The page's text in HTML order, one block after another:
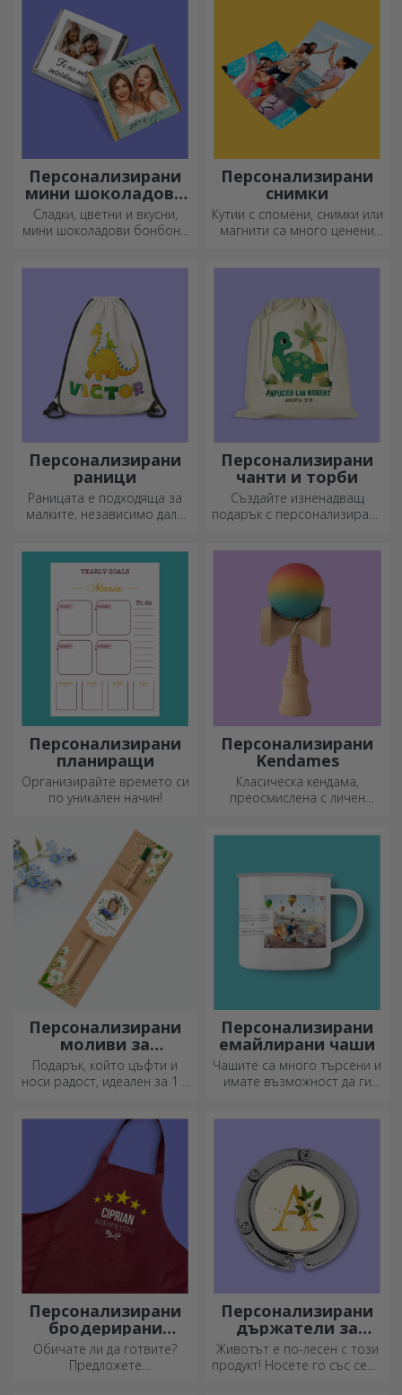
Персонализирани
мини шоколадови
бонбони
Сладки, цветни и вкусни,
мини шоколадови бонбони
на шоколада.
Персонализирани
снимки
Кутии с спомени, снимки или
магнити са много ценени
подаръци.
Персонализирани
раници
Раницата е подходяща за
малките, независимо дали
Създайте тази, която най-
добре подхожда на вашето
дете!
Персонализирани
чанти и торби
Създайте изненадващ
подарък с персонализирана
вашите снимки и послания
„Честит рожден ден“.
Персонализирани
планиращи
Организирайте времето си
по уникален начин!
Персонализирани
Kendames
Класическа кендама,
преосмислена с личен
Персонализирани
моливи за
засаждане
Подарък, който цъфти и
носи радост, идеален за 1 и
Персонализирани
емайлирани чаши
Чашите са много търсени и
имате възможност да ги
емайлираните не се чупят.
Персонализирани
бродерирани
шорти
Обичате ли да готвите?
Предложете
Персонализирани
държатели за
чанти за маса
Животът е по-лесен с този
продукт! Носете го със себе